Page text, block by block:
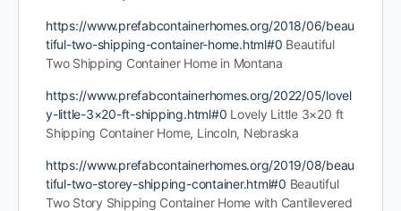
https://www.prefabcontainerhomes.org/2018/06/beau
tiful-two-shipping-container-home.html#0 Beautiful
Two Shipping Container Home in Montana
https://www.prefabcontainerhomes.org/2022/05/lovel
y-little-3×20-ft-shipping.html#0 Lovely Little 3×20 ft
Shipping Container Home, Lincoln, Nebraska
https://www.prefabcontainerhomes.org/2019/08/beau
tiful-two-storey-shipping-container.html#0 Beautiful
Two Story Shipping Container Home with Cantilevered